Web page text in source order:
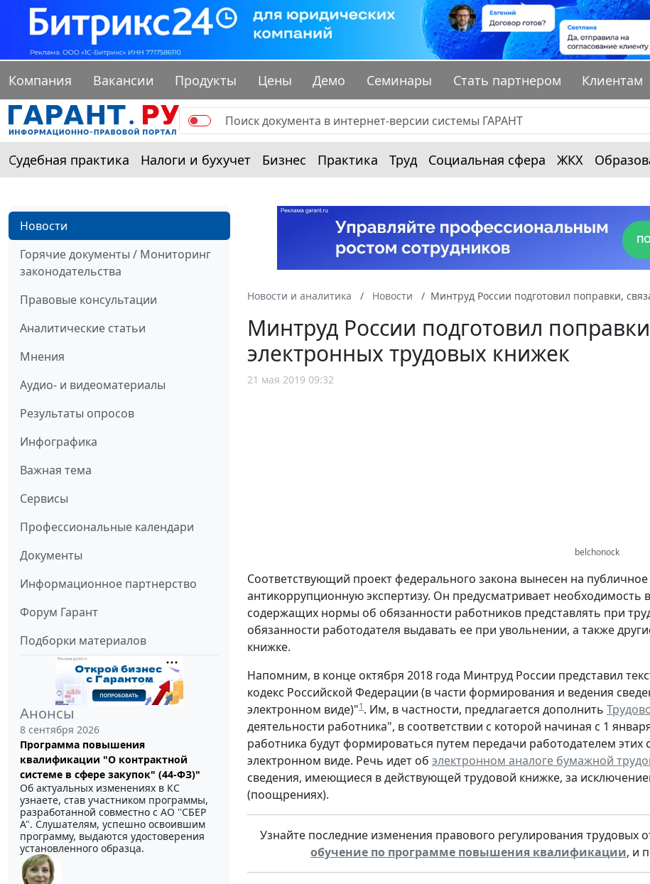
Компания Вакансии Продукты Цены Демо Семинары Стать партнером Клиентам
Судебная практика Налоги и бухучет Бизнес Практика Труд Социальная сфера ЖКХ
Новости
Горячие документы / Мониторинг
законодательства
Правовые консультации
Аналитические статьи
Мнения
Аудио- и видеоматериалы
Результаты опросов
Инфографика
Важная тема
Сервисы
Профессиональные календари
Документы
Информационное партнерство
Форум Гарант
Подборки материалов
Анонсы
8 сентября 2026
Программа повышения
квалификации "О контрактной
системе в сфере закупок" (44-ФЗ)"
Об актуальных изменениях в КС
узнаете, став участником программы,
разработанной совместно с АО ''СБЕР
А". Слушателям, успешно освоившим
программу, выдаются удостоверения
установленного образца.
Новости и аналитика Новости Минтруд России подготовил поправки,
Минтруд России подготовил
электронных трудовых книжек
21 мая 2019 09:32
belchonock
Соответствующий проект федерального закона вынесен на
антикоррупционную экспертизу. Он предусматривает
содержащих нормы об обязанности работников представлять при
обязанности работодателя выдавать ее при увольнении, а также
книжке.
Напомним, в конце октября 2018 года Минтруд России представил
кодекс Российской Федерации (в части формирования и ведения
электронном виде)"1. Им, в частности, предлагается дополнить
деятельности работника", в соответствии с которой начиная с 1
работника будут формироваться путем передачи работодателем
электронном виде. Речь идет об электронном аналоге бумажной
сведения, имеющиеся в действующей трудовой книжке, за
(поощрениях).
Узнайте последние изменения правового регулирования трудовых
обучение по программе повышения квалификации, и